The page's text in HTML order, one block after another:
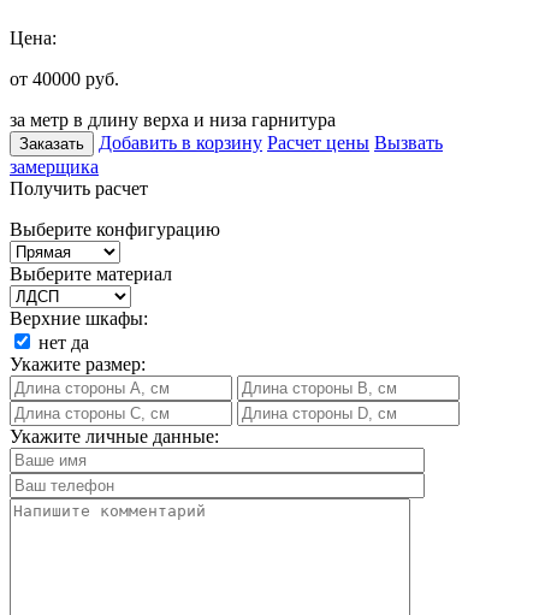
Цена:
от 40000 руб.
за метр в длину верха и низа гарнитура
Заказать Добавить в корзину Расчет цены Вызвать
замерщика
Получить расчет
Выберите конфигурацию
Выберите материал
Верхние шкафы:
нет да
Укажите размер:
Укажите личные данные: